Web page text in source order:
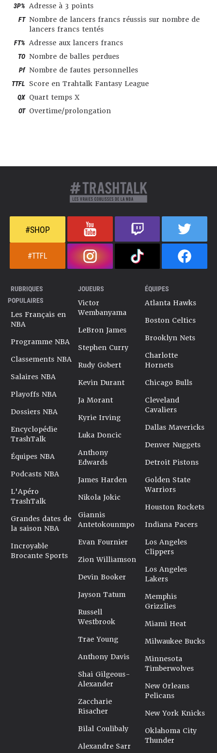
3P% Adresse à 3 points
FT Nombre de lancers francs réussis sur nombre de
lancers francs tentés
FT% Adresse aux lancers francs
TO Nombre de balles perdues
Pf Nombre de fautes personnelles
TTFL Score en Trahtalk Fantasy League
QX Quart temps X
OT Overtime/prolongation
#SHOP
#TTFL
RUBRIQUES
POPULAIRES
Les Français en
NBA
Programme NBA
Classements NBA
Salaires NBA
Playoffs NBA
Dossiers NBA
Encyclopédie
TrashTalk
Équipes NBA
Podcasts NBA
L'Apéro
TrashTalk
Grandes dates de
la saison NBA
Incroyable
Brocante Sports
JOUEURS
Victor
Wembanyama
LeBron James
Stephen Curry
Rudy Gobert
Kevin Durant
Ja Morant
Kyrie Irving
Luka Doncic
Anthony
Edwards
James Harden
Nikola Jokic
Giannis
Antetokounmpo
Evan Fournier
Zion Williamson
Devin Booker
Jayson Tatum
Russell
Westbrook
Trae Young
Anthony Davis
Shai Gilgeous-
Alexander
Zaccharie
Risacher
Bilal Coulibaly
Alexandre Sarr
ÉQUIPES
Atlanta Hawks
Boston Celtics
Brooklyn Nets
Charlotte
Hornets
Chicago Bulls
Cleveland
Cavaliers
Dallas Mavericks
Denver Nuggets
Detroit Pistons
Golden State
Warriors
Houston Rockets
Indiana Pacers
Los Angeles
Clippers
Los Angeles
Lakers
Memphis
Grizzlies
Miami Heat
Milwaukee Bucks
Minnesota
Timberwolves
New Orleans
Pelicans
New York Knicks
Oklahoma City
Thunder